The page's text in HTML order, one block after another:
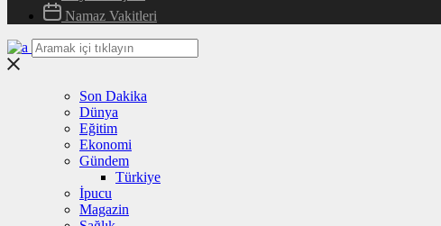
Namaz Vakitleri
Son Dakika
Dünya
Eğitim
Ekonomi
Gündem
Türkiye
İpucu
Magazin